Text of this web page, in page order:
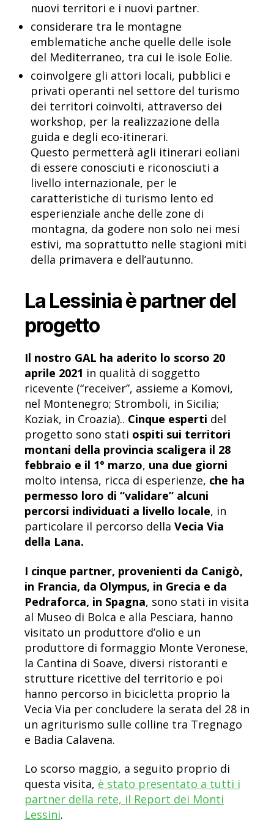
nuovi territori e i nuovi partner.
considerare tra le montagne
emblematiche anche quelle delle isole
del Mediterraneo, tra cui le isole Eolie.
coinvolgere gli attori locali, pubblici e
privati operanti nel settore del turismo
dei territori coinvolti, attraverso dei
workshop, per la realizzazione della
guida e degli eco-itinerari.
Questo permetterà agli itinerari eoliani
di essere conosciuti e riconosciuti a
livello internazionale, per le
caratteristiche di turismo lento ed
esperienziale anche delle zone di
montagna, da godere non solo nei mesi
estivi, ma soprattutto nelle stagioni miti
della primavera e dell’autunno.
La Lessinia è partner del
progetto
Il nostro GAL ha aderito lo scorso 20
aprile 2021 in qualità di soggetto
ricevente (“receiver”, assieme a Komovi,
nel Montenegro; Stromboli, in Sicilia;
Koziak, in Croazia).. Cinque esperti del
progetto sono stati ospiti sui territori
montani della provincia scaligera il 28
febbraio e il 1° marzo, una due giorni
molto intensa, ricca di esperienze, che ha
permesso loro di “validare” alcuni
percorsi individuati a livello locale, in
particolare il percorso della Vecia Via
della Lana.
I cinque partner, provenienti da Canigò,
in Francia, da Olympus, in Grecia e da
Pedraforca, in Spagna, sono stati in visita
al Museo di Bolca e alla Pesciara, hanno
visitato un produttore d’olio e un
produttore di formaggio Monte Veronese,
la Cantina di Soave, diversi ristoranti e
strutture ricettive del territorio e poi
hanno percorso in bicicletta proprio la
Vecia Via per concludere la serata del 28 in
un agriturismo sulle colline tra Tregnago
e Badia Calavena.
Lo scorso maggio, a seguito proprio di
questa visita, è stato presentato a tutti i
partner della rete, il Report dei Monti
Lessini.